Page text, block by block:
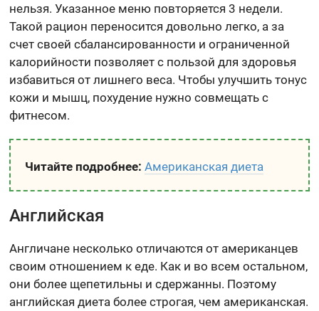
нельзя. Указанное меню повторяется 3 недели.
Такой рацион переносится довольно легко, а за
счет своей сбалансированности и ограниченной
калорийности позволяет с пользой для здоровья
избавиться от лишнего веса. Чтобы улучшить тонус
кожи и мышц, похудение нужно совмещать с
фитнесом.
Читайте подробнее: Американская диета
Английская
Англичане несколько отличаются от американцев
своим отношением к еде. Как и во всем остальном,
они более щепетильны и сдержанны. Поэтому
английская диета более строгая, чем американская.